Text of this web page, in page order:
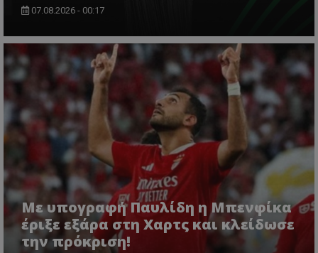
07.08.2026 - 00:17
Με υπογραφή Παυλίδη η Μπενφίκα
έριξε εξάρα στη Χαρτς και κλείδωσε
την πρόκριση!